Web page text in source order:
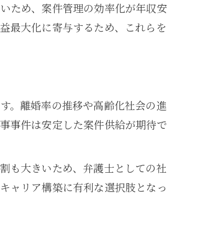
ため、案件管理の効率化が年収安
最大化に寄与するため、これらを
。離婚率の推移や高齢化社会の進
事件は安定した案件供給が期待で
も大きいため、弁護士としての社
ャリア構築に有利な選択肢となっ